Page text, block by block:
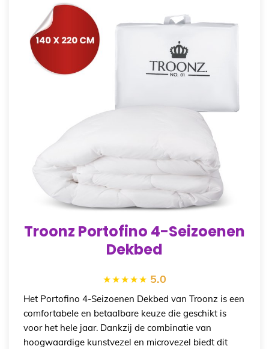
Troonz Portofino 4-Seizoenen
Dekbed
5.0
Het Portofino 4-Seizoenen Dekbed van Troonz is een
comfortabele en betaalbare keuze die geschikt is
voor het hele jaar. Dankzij de combinatie van
hoogwaardige kunstvezel en microvezel biedt dit